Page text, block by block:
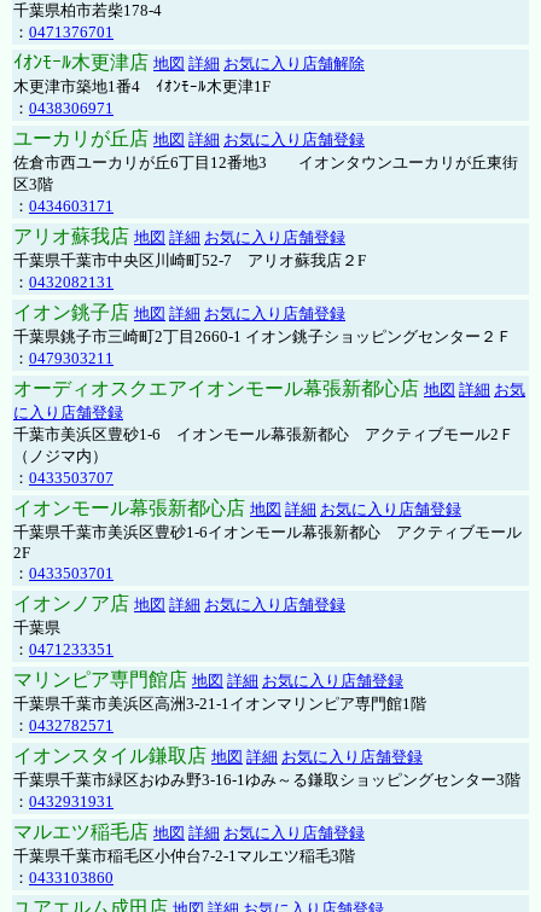
千葉県柏市若柴178-4
： 0471376701
ｲｵﾝﾓｰﾙ木更津店 地図 詳細 お気に入り店舗解除
木更津市築地1番4 ｲｵﾝﾓｰﾙ木更津1F
： 0438306971
ユーカリが丘店 地図 詳細 お気に入り店舗登録
佐倉市西ユーカリが丘6丁目12番地3 イオンタウンユーカリが丘東街
区3階
： 0434603171
アリオ蘇我店 地図 詳細 お気に入り店舗登録
千葉県千葉市中央区川崎町52-7 アリオ蘇我店２F
： 0432082131
イオン銚子店 地図 詳細 お気に入り店舗登録
千葉県銚子市三崎町2丁目2660-1 イオン銚子ショッピングセンター２Ｆ
： 0479303211
オーディオスクエアイオンモール幕張新都心店 地図 詳細 お気
に入り店舗登録
千葉市美浜区豊砂1-6 イオンモール幕張新都心 アクティブモール2Ｆ
（ノジマ内）
： 0433503707
イオンモール幕張新都心店 地図 詳細 お気に入り店舗登録
千葉県千葉市美浜区豊砂1-6イオンモール幕張新都心 アクティブモール
2F
： 0433503701
イオンノア店 地図 詳細 お気に入り店舗登録
千葉県
： 0471233351
マリンピア専門館店 地図 詳細 お気に入り店舗登録
千葉県千葉市美浜区高洲3-21-1イオンマリンピア専門館1階
： 0432782571
イオンスタイル鎌取店 地図 詳細 お気に入り店舗登録
千葉県千葉市緑区おゆみ野3-16-1ゆみ～る鎌取ショッピングセンター3階
： 0432931931
マルエツ稲毛店 地図 詳細 お気に入り店舗登録
千葉県千葉市稲毛区小仲台7-2-1マルエツ稲毛3階
： 0433103860
ユアエルム成田店